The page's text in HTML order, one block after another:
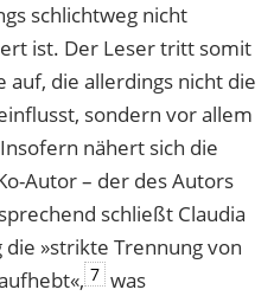
schlichtweg nicht
ist. Der Leser tritt somit
die allerdings nicht die
sondern vor allem
nähert sich die
Autor – der des Autors
schließt Claudia
die »strikte Trennung von
7 was